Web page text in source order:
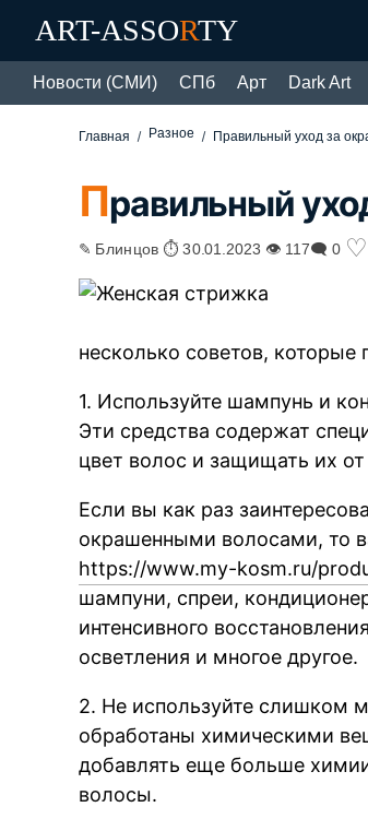
ART-ASSORTY
Новости (СМИ) СПб Арт Dark Art
Главная Разное Правильный уход за
Правильный
✎ Блинцов ⏱ 30.01.2023 👁 117🗨 0 ♡
несколько советов,
1. Используйте шампунь и
Эти средства содержат
цвет волос и защищать их
Если вы как раз
окрашенными волосами, то
https://www.my-kosm.ru/
шампуни, спреи,
интенсивного
осветления и многое другое.
2. Не используйте слишком
обработаны химическими
добавлять еще больше
волосы.